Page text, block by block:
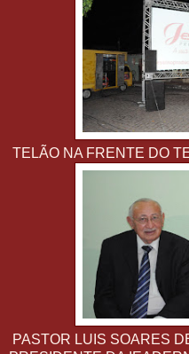
TELÃO NA FRENTE DO
PASTOR LUIS SOARES